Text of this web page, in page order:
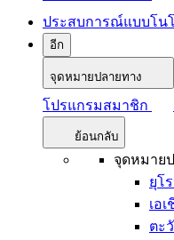
ประสบการณ์แบบโน
อีก
จุดหมายปลายทาง
โปรแกรมสมาชิก
ย้อนกลับ
จุดหมาย
ยุโ
เอเ
ตะ